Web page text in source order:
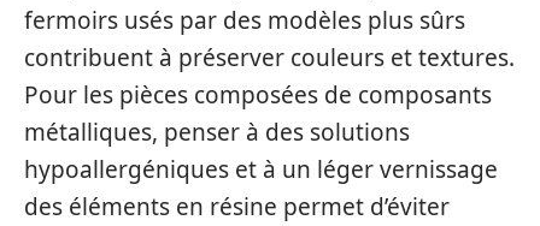
fermoirs usés par des modèles plus sûrs
contribuent à préserver couleurs et textures.
Pour les pièces composées de composants
métalliques, penser à des solutions
hypoallergéniques et à un léger vernissage
des éléments en résine permet d’éviter